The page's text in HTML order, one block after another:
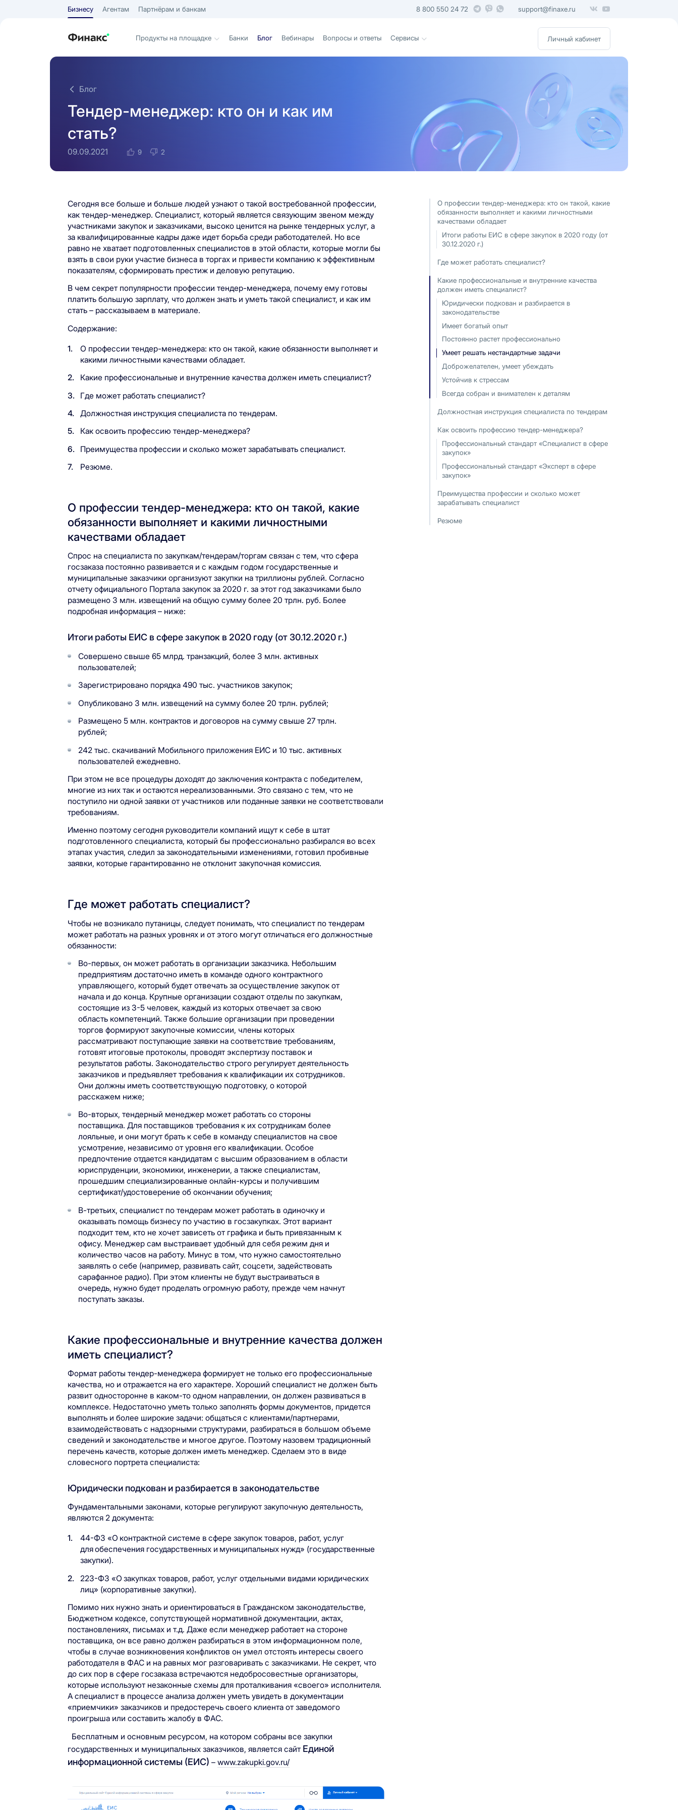
Бизнесу Агентам Партнёрам и банкам 8 800 550 24 72 support@finaxe.ru
Продукты на площадке Банки Блог Вебинары Вопросы и ответы Сервисы Личный кабинет
Блог
Тендер-менеджер: кто он и как им
стать?
09.09.2021 9 2
О профессии тендер-менеджера: кто он такой, какие
обязанности выполняет и какими личностными
качествами обладает
Итоги работы ЕИС в сфере закупок в 2020 году (от
30.12.2020 г.)
Где может работать специалист?
Какие профессиональные и внутренние качества
должен иметь специалист?
Юридически подкован и разбирается в
законодательстве
Имеет богатый опыт
Постоянно растет профессионально
Умеет решать нестандартные задачи
Доброжелателен, умеет убеждать
Устойчив к стрессам
Всегда собран и внимателен к деталям
Должностная инструкция специалиста по тендерам
Как освоить профессию тендер-менеджера?
Профессиональный стандарт «Специалист в сфере
закупок»
Профессиональный стандарт «Эксперт в сфере
закупок»
Преимущества профессии и сколько может
зарабатывать специалист
Резюме
Сегодня все больше и больше людей узнают о такой востребованной профессии,
как тендер-менеджер. Специалист, который является связующим звеном между
участниками закупок и заказчиками, высоко ценится на рынке тендерных услуг, а
за квалифицированные кадры даже идет борьба среди работодателей. Но все
равно не хватает подготовленных специалистов в этой области, которые могли бы
взять в свои руки участие бизнеса в торгах и привести компанию к эффективным
показателям, сформировать престиж и деловую репутацию.
В чем секрет популярности профессии тендер-менеджера, почему ему готовы
платить большую зарплату, что должен знать и уметь такой специалист, и как им
стать – рассказываем в материале.
Содержание:
О профессии тендер-менеджера: кто он такой, какие обязанности выполняет и
какими личностными качествами обладает.
Какие профессиональные и внутренние качества должен иметь специалист?
Где может работать специалист?
Должностная инструкция специалиста по тендерам.
Как освоить профессию тендер-менеджера?
Преимущества профессии и сколько может зарабатывать специалист.
Резюме.
О профессии тендер-менеджера: кто он такой, какие
обязанности выполняет и какими личностными
качествами обладает
Спрос на специалиста по закупкам/тендерам/торгам связан с тем, что сфера
госзаказа постоянно развивается и с каждым годом государственные и
муниципальные заказчики организуют закупки на триллионы рублей. Согласно
отчету официального Портала закупок за 2020 г. за этот год заказчиками было
размещено 3 млн. извещений на общую сумму более 20 трлн. руб. Более
подробная информация – ниже:
Итоги работы ЕИС в сфере закупок в 2020 году (от 30.12.2020 г.)
Совершено свыше 65 млрд. транзакций, более 3 млн. активных
пользователей;
Зарегистрировано порядка 490 тыс. участников закупок;
Опубликовано 3 млн. извещений на сумму более 20 трлн. рублей;
Размещено 5 млн. контрактов и договоров на сумму свыше 27 трлн.
рублей;
242 тыс. скачиваний Мобильного приложения ЕИС и 10 тыс. активных
пользователей ежедневно.
При этом не все процедуры доходят до заключения контракта с победителем,
многие из них так и остаются нереализованными. Это связано с тем, что не
поступило ни одной заявки от участников или поданные заявки не соответствовали
требованиям.
Именно поэтому сегодня руководители компаний ищут к себе в штат
подготовленного специалиста, который бы профессионально разбирался во всех
этапах участия, следил за законодательными изменениями, готовил пробивные
заявки, которые гарантированно не отклонит закупочная комиссия.
Где может работать специалист?
Чтобы не возникало путаницы, следует понимать, что специалист по тендерам
может работать на разных уровнях и от этого могут отличаться его должностные
обязанности:
Во-первых, он может работать в организации заказчика. Небольшим
предприятиям достаточно иметь в команде одного контрактного
управляющего, который будет отвечать за осуществление закупок от
начала и до конца. Крупные организации создают отделы по закупкам,
состоящие из 3-5 человек, каждый из которых отвечает за свою
область компетенций. Также большие организации при проведении
торгов формируют закупочные комиссии, члены которых
рассматривают поступающие заявки на соответствие требованиям,
готовят итоговые протоколы, проводят экспертизу поставок и
результатов работы. Законодательство строго регулирует деятельность
заказчиков и предъявляет требования к квалификации их сотрудников.
Они должны иметь соответствующую подготовку, о которой
расскажем ниже;
Во-вторых, тендерный менеджер может работать со стороны
поставщика. Для поставщиков требования к их сотрудникам более
лояльные, и они могут брать к себе в команду специалистов на свое
усмотрение, независимо от уровня его квалификации. Особое
предпочтение отдается кандидатам с высшим образованием в области
юриспруденции, экономики, инженерии, а также специалистам,
прошедшим специализированные онлайн-курсы и получившим
сертификат/удостоверение об окончании обучения;
В-третьих, специалист по тендерам может работать в одиночку и
оказывать помощь бизнесу по участию в госзакупках. Этот вариант
подходит тем, кто не хочет зависеть от графика и быть привязанным к
офису. Менеджер сам выстраивает удобный для себя режим дня и
количество часов на работу. Минус в том, что нужно самостоятельно
заявлять о себе (например, развивать сайт, соцсети, задействовать
сарафанное радио). При этом клиенты не будут выстраиваться в
очередь, нужно будет проделать огромную работу, прежде чем начнут
поступать заказы.
Какие профессиональные и внутренние качества должен
иметь специалист?
Формат работы тендер-менеджера формирует не только его профессиональные
качества, но и отражается на его характере. Хороший специалист не должен быть
развит односторонне в каком-то одном направлении, он должен развиваться в
комплексе. Недостаточно уметь только заполнять формы документов, придется
выполнять и более широкие задачи: общаться с клиентами/партнерами,
взаимодействовать с надзорными структурами, разбираться в большом объеме
сведений и законодательстве и многое другое. Поэтому назовем традиционный
перечень качеств, которые должен иметь менеджер. Сделаем это в виде
словесного портрета специалиста:
Юридически подкован и разбирается в законодательстве
Фундаментальными законами, которые регулируют закупочную деятельность,
являются 2 документа:
44-ФЗ «О контрактной системе в сфере закупок товаров, работ, услуг
для обеспечения государственных и муниципальных нужд» (государственные
закупки).
223-ФЗ «О закупках товаров, работ, услуг отдельными видами юридических
лиц» (корпоративные закупки).
Помимо них нужно знать и ориентироваться в Гражданском законодательстве,
Бюджетном кодексе, сопутствующей нормативной документации, актах,
постановлениях, письмах и т.д. Даже если менеджер работает на стороне
поставщика, он все равно должен разбираться в этом информационном поле,
чтобы в случае возникновения конфликтов он умел отстоять интересы своего
работодателя в ФАС и на равных мог разговаривать с заказчиками. Не секрет, что
до сих пор в сфере госзаказа встречаются недобросовестные организаторы,
которые используют незаконные схемы для проталкивания «своего» исполнителя.
А специалист в процессе анализа должен уметь увидеть в документации
«приемчики» заказчиков и предостеречь своего клиента от заведомого
проигрыша или составить жалобу в ФАС.
Бесплатным и основным ресурсом, на котором собраны все закупки
государственных и муниципальных заказчиков, является сайт Единой
информационной системы (ЕИС) –www.zakupki.gov.ru/